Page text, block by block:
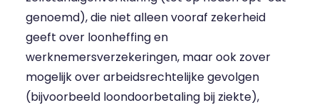
genoemd), die niet alleen vooraf zekerheid
geeft over loonheffing en
werknemersverzekeringen, maar ook zover
mogelijk over arbeidsrechtelijke gevolgen
(bijvoorbeeld loondoorbetaling bij ziekte),